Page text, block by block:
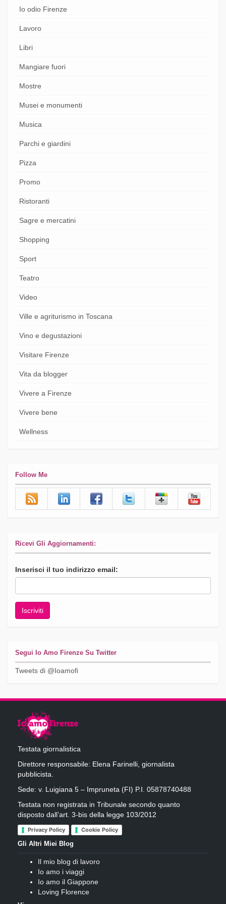
Io odio Firenze
Lavoro
Libri
Mangiare fuori
Mostre
Musei e monumenti
Musica
Parchi e giardini
Pizza
Promo
Ristoranti
Sagre e mercatini
Shopping
Sport
Teatro
Video
Ville e agriturismo in Toscana
Vino e degustazioni
Visitare Firenze
Vita da blogger
Vivere a Firenze
Vivere bene
Wellness
Follow Me
Ricevi Gli Aggiornamenti:
Inserisci il tuo indirizzo email:
Segui Io Amo Firenze Su Twitter
Tweets di @Ioamofi
Testata giornalistica
Direttore responsabile: Elena Farinelli, giornalista
pubblicista.
Sede: v. Luigiana 5 – Impruneta (FI) P.I. 05878740488
Testata non registrata in Tribunale secondo quanto
disposto dall’art. 3-bis della legge 103/2012
Privacy Policy Cookie Policy
Gli Altri Miei Blog
Il mio blog di lavoro
Io amo i viaggi
Io amo il Giappone
Loving Florence